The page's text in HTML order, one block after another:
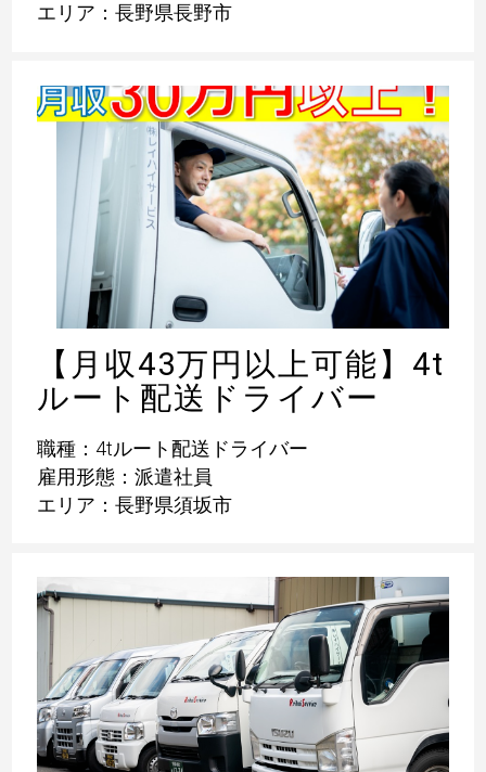
エリア：長野県長野市
【月収43万円以上可能】4t
ルート配送ドライバー
職種：4tルート配送ドライバー
雇用形態：派遣社員
エリア：長野県須坂市